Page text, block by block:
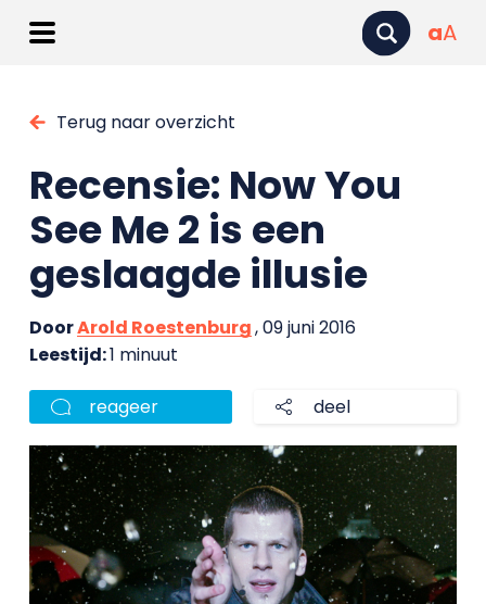
aA
Terug naar overzicht
Recensie: Now You
See Me 2 is een
geslaagde illusie
DoorArold Roestenburg, 09 juni 2016
Leestijd:1 minuut
reageer deel